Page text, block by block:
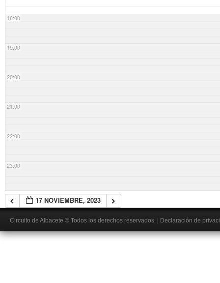
18:00
19:00
20:00
21:00
22:00
23:00
17 NOVIEMBRE, 2023
Circuito de Albacete © Todos los derechos reservados. Declaración de